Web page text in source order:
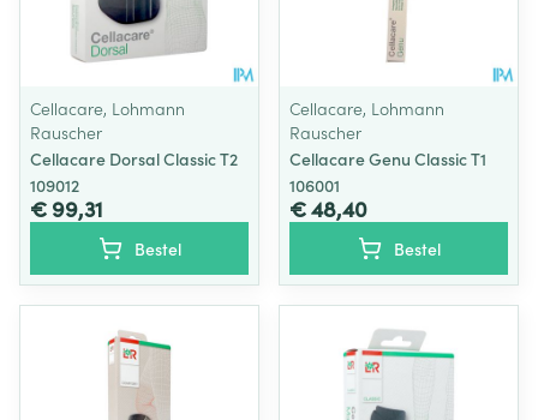
Cellacare, Lohmann
Rauscher
Cellacare Dorsal Classic T2
109012
€ 99,31
Bestel
Cellacare, Lohmann
Rauscher
Cellacare Genu Classic T1
106001
€ 48,40
Bestel